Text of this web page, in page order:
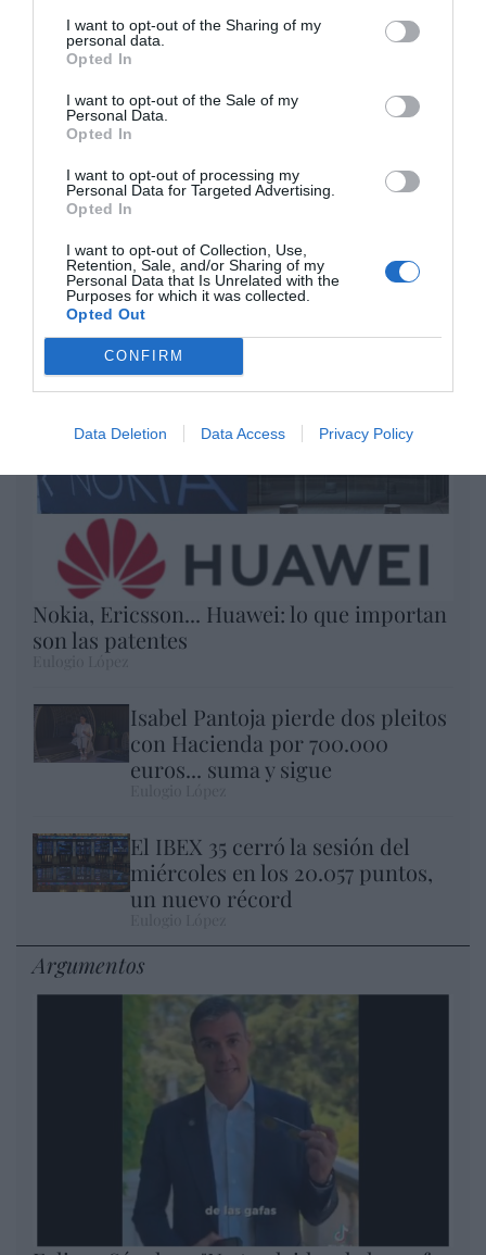
I want to opt-out of the Sharing of my
personal data.
Opted In
I want to opt-out of the Sale of my
Personal Data.
Opted In
I want to opt-out of processing my
Personal Data for Targeted Advertising.
Opted In
I want to opt-out of Collection, Use,
Retention, Sale, and/or Sharing of my
Personal Data that Is Unrelated with the
Purposes for which it was collected.
Opted Out
CONFIRM
Data Deletion Data Access Privacy Policy
DIARIO DE LA CORRUPCIÓN SANCHISTA
Diario de la corrupción sanchista. Hazte
Oír se manifiesta delante de La Mareta:
“Pedro Sánchez es un criminal”
Artículos anteriores
Opinión
Enormes minucias
por Eulogio López
Nokia, Ericsson... Huawei: lo que importan
son las patentes
Isabel Pantoja pierde dos pleitos
con Hacienda por 700.000
euros... suma y sigue
El IBEX 35 cerró la sesión del
miércoles en los 20.057 puntos,
un nuevo récord
Argumentos